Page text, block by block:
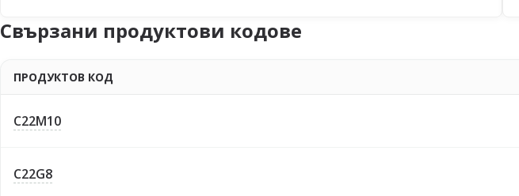
Свързани продуктови кодове
ПРОДУКТОВ КОД
C22M10
C22G8